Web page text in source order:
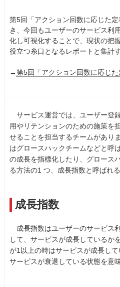
第5回「アクション回数に応じた
き、今回もユーザーのサービス利
化し可視化することで、現状の把
役立つ糸口となるレポートと集計
→第5回「アクション回数に応じ
サービス運営では、ユーザー登
用やリテンションのための施策を
せることを担当するチームがあり
はグロースハックチームなどと呼
の成長を指標化したり、グロース
る方法の1 つ、成長指数と呼ばれ
成長指数
成長指数はユーザーのサービス
して、サービスが成長しているか
が1以上の時はサービスが成長し
サービスが衰退している状態を意